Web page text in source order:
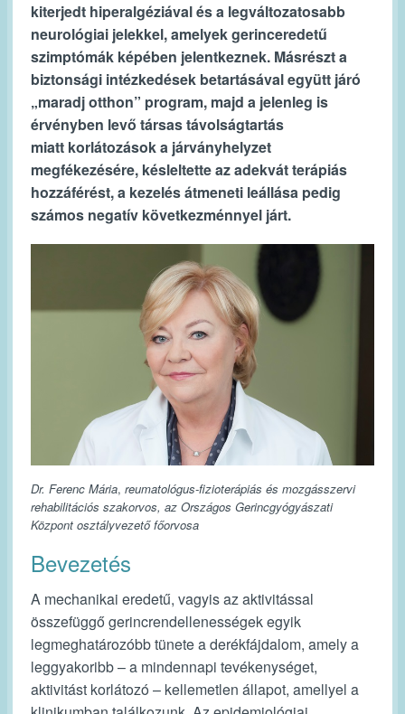
kiterjedt hiperalgéziával és a legváltozatosabb
neurológiai jelekkel, amelyek gerinceredetű
szimptómák képében jelentkeznek. Másrészt a
biztonsági intézkedések betartásával együtt járó
„maradj otthon” program, majd a jelenleg is
érvényben levő társas távolságtartás
miatt korlátozások a járványhelyzet
megfékezésére, késleltette az adekvát terápiás
hozzáférést, a kezelés átmeneti leállása pedig
számos negatív következménnyel járt.
Dr. Ferenc Mária, reumatológus-fizioterápiás és mozgásszervi
rehabilitációs szakorvos, az Országos Gerincgyógyászati
Központ osztályvezető főorvosa
Bevezetés
A mechanikai eredetű, vagyis az aktivitással
összefüggő gerincrendellenességek egyik
legmeghatározóbb tünete a derékfájdalom, amely a
leggyakoribb – a mindennapi tevékenységet,
aktivitást korlátozó – kellemetlen állapot, amellyel a